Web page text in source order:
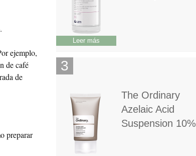
ejemplo,
de café
de
preparar
Leer más
The Ordinary
Azelaic Acid
Suspension 10%